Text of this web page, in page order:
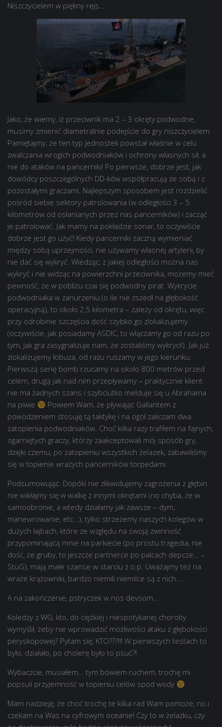
Niszczycielem w piękny rejs…
Jako, że wiemy, iż przeciwnik ma 2 – 3 okręty podwodne,
musimy zmienić diametralnie podejście do gry niszczycielem.
Pamiętajmy, że ten typ jednostek powstał właśnie w celu
zwalczania wrogich podwodniaków i ochrony własnych sił, a
nie do ataków na pancerniki! Po pierwsze, dobrze jest, jak
dowódcy poszczególnych DD-ków współpracują ze sobą i z
pozostałymi graczami. Najlepszym sposobem jest rozdzielić
pośród siebie sektory patrolowania (w odległości 3 – 5
kilometrów od osłanianych przez nas pancerników) i zacząć
je patrolować. Jak mamy na pokładzie sonar, to oczywiście
dobrze jest go użyć! Kiedy pancerniki zaczną wymieniać
między sobą uprzejmości, nie używamy własnej artylerii, by
nie dać się wykryć. Wiedząc, z jakiej odległości można nas
wykryć i nie widząc na powierzchni przeciwnika, możemy mieć
pewność, że w pobliżu czai się podwodny pirat. Wykrycie
podwodniaka w zanurzeniu (o ile nie zszedł na głębokość
operacyjną), to około 2,5 kilometra – zależy od okrętu, więc
przy odrobinie szczęścia dość szybko go zlokalizujemy
(oczywiście, jak posiadamy ASDIC, to włączamy go od razu po
tym, jak gra zasygnalizuje nam, że zostaliśmy wykryci!). Jak już
zlokalizujemy łobuza, od razu ruszamy w jego kierunku.
Pierwszą serię bomb rzucamy na około 800 metrów przed
celem, drugą jak nad nim przepływamy – praktycznie klient
nie ma żadnych szans i szybciutko melduje się u Abrahama
na piwie
Powiem Wam, że pływając Gallantem z
powodzeniem stosuję tą taktykę i na ogół zaliczam dwa
zatopienia podwodniaków. Choć kilka razy trafiłem na fajnych,
ogarniętych graczy, którzy zaakceptowali mój sposób gry,
dzięki czemu, po zatopieniu wszystkich żelazek, zabawiliśmy
się w topienie wrażych pancerników torpedami.
Podsumowując. Dopóki nie zlikwidujemy zagrożenia z głębin
nie wikłajmy się w walkę z innymi okrętami (no chyba, że w
samoobronie, a wtedy działamy jak zawsze – dym,
manewrowanie, etc…), tylko strzeżemy naszych kolegów w
dużych łajbach, które ze względu na swoją zwinność
przypominającą mnie na parkiecie (po prostu tragedia, nie
dość, że gruby, to jeszcze partnerce po palcach depcze… –
StuG), mają małe szanse w starciu z o.p. Uważajmy też na
wraże krążowniki, bardzo niemili niemilce są z nich….
A na zakończenie, pstryczek w nos devsom…
Koledzy z WG, kto, do ciężkiej i niespotykanej choroby
wymyślił, żeby nie wprowadzić możliwości ataku z głębokości
peryskopowej? Pytam się, KTO???!!! W pierwszych testach to
było, działało, po cholerę było to psuć?!
Wybaczcie, musiałem… tym bowiem ruchem, trochę mi
popsuli przyjemność w topieniu celów spod wody
Mam nadzieję, że choć trochę te kilka rad Wam pomoże, no i
czekam na Was na cyfrowym oceanie! Czy to w żelazku, czy